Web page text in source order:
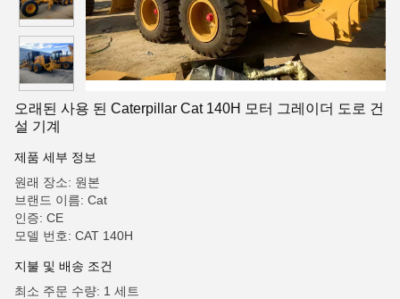
오래된 사용 된 Caterpillar Cat 140H 모터 그레이더 도로 건
설 기계
제품 세부 정보
원래 장소: 원본
브랜드 이름: Cat
인증: CE
모델 번호: CAT 140H
지불 및 배송 조건
최소 주문 수량: 1 세트